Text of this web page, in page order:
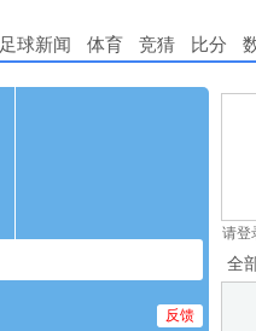
足球新闻 体育 竞猜 比分
反馈
请登
全